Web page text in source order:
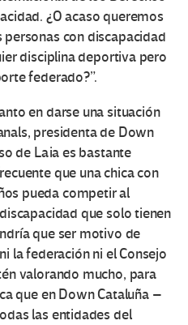
¿O acaso queremos
con discapacidad
disciplina deportiva pero
federado?”.
en darse una situación
presidenta de Down
de Laia es bastante
que una chica con
pueda competir al
que solo tienen
que ser motivo de
la federación ni el Consejo
valorando mucho, para
que en Down Cataluña –
las entidades del